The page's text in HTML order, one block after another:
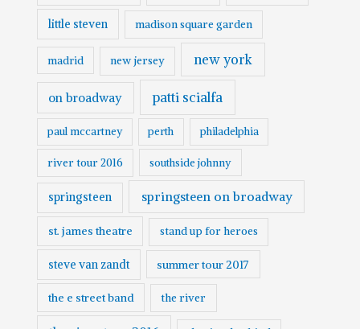
little steven madison square garden
madrid new jersey new york
on broadway patti scialfa
paul mccartney perth philadelphia
river tour 2016 southside johnny
springsteen springsteen on broadway
st. james theatre stand up for heroes
steve van zandt summer tour 2017
the e street band the river